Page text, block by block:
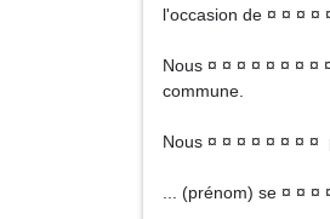
l'occasion de ¤ ¤ ¤
Nous ¤ ¤ ¤ ¤ ¤ ¤ ¤
commune.
Nous ¤ ¤ ¤ ¤ ¤ ¤ ¤ ¤
... (prénom) se ¤ ¤